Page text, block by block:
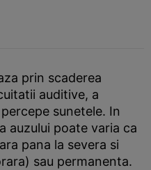
prin scaderea
auditive, a
sunetele. In
auzului poate varia ca
pana la severa si
sau permanenta.